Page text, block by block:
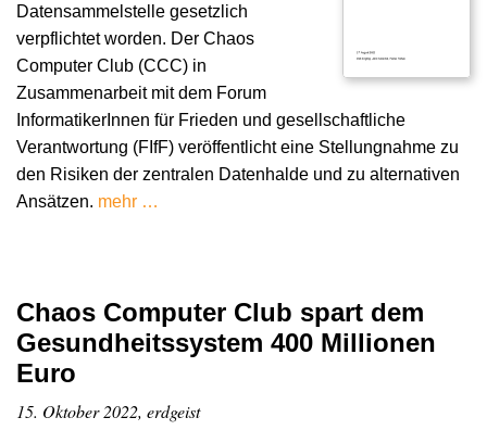
Datensammelstelle gesetzlich
verpflichtet worden. Der Chaos
Computer Club (CCC) in
Zusammenarbeit mit dem Forum
InformatikerInnen für Frieden und gesellschaftliche
Verantwortung (FIfF) veröffentlicht eine Stellungnahme zu
den Risiken der zentralen Datenhalde und zu alternativen
Ansätzen. mehr …
Chaos Computer Club spart dem
Gesundheitssystem 400 Millionen
Euro
15. Oktober 2022, erdgeist